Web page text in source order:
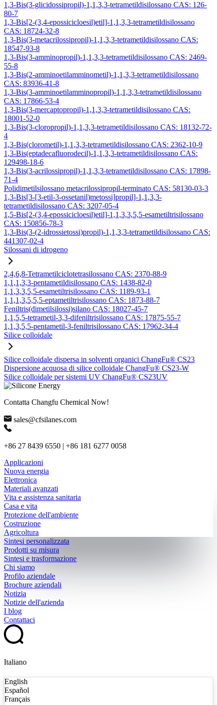
1,3-Bis(3-glicidossipropil)-1,1,3,3-tetrametildisilossano CAS: 126-
80-7
1,3-Bis[2-(3,4-epossicicloesil)etil]-1,1,3,3-tetrametildisilossano
CAS: 18724-32-8
1,3-Bis(3-metacrilossipropil)-1,1,3,3-tetrametildisilossano CAS:
18547-93-8
1,3-Bis(3-amminopropil)-1,1,3,3-tetrametildisilossano CAS: 2469-
55-8
1,3-Bis(2-amminoetilamminometil)-1,1,3,3-tetrametildisilossano
CAS: 83936-41-8
1,3-Bis(3-amminoetilamminopropil)-1,1,3,3-tetrametildisilossano
CAS: 17866-53-4
1,3-Bis(3-mercaptopropil)-1,1,3,3-tetrametildisilossano CAS:
18001-52-0
1,3-Bis(3-cloropropil)-1,1,3,3-tetrametildisilossano CAS: 18132-72-
4
1,3-Bis(clorometil)-1,1,3,3-tetrametildisilossano CAS: 2362-10-9
1,3-Bis(eptadecafluorodecil)-1,1,3,3-tetrametildisilossano CAS:
129498-18-6
1,3-Bis(3-acrilossipropil)-1,1,3,3-tetrametildisilossano CAS: 17898-
71-4
Polidimetilsilossano metacrilossipropil-terminato CAS: 58130-03-3
1,3-Bis[3-[3-etil-3-ossetanil)metossi]propil]-1,1,3,3-
tetrametildisilossano CAS: 3207-05-4
1,5-Bis[2-(3,4-epossicicloesil)etil]-1,1,3,3,5,5-esametiltrisilossano
CAS: 150856-78-3
1,3-Bis(3-(2-idrossietossi)propil)-1,1,3,3-tetrametildisilossano CAS:
441307-02-4
Silossani di idrogeno
2,4,6,8-Tetrametilciclotetrasilossano CAS: 2370-88-9
1,1,1,3,3-pentametildisilossano CAS: 1438-82-0
1,1,3,3,5,5-esametiltrisilossano CAS: 1189-93-1
1,1,1,3,5,5,5-eptametiltrisilossano CAS: 1873-88-7
Feniltris(dimetilsilossi)silano CAS: 18027-45-7
1,1,5,5-tetrametil-3,3-difeniltrisilossano CAS: 17875-55-7
1,1,3,5,5-pentametil-3-feniltrisilossano CAS: 17962-34-4
Silice colloidale
Silice colloidale dispersa in solventi organici ChangFu® CS23
Dispersione acquosa di silice colloidale ChangFu® CS23-W
Silice colloidale per sistemi UV ChangFu® CS23UV
Contatta Changfu Chemical Now!
sales@cfsilanes.com
+86 27 8439 6550 | +86 181 6277 0058
Applicazioni
Nuova energia
Elettronica
Materiali avanzati
Vita e assistenza sanitaria
Casa e vita
Protezione dell'ambiente
Costruzione
Agricoltura
Sintesi personalizzata
Prodotti su misura
Sintesi e trasformazione
Chi siamo
Profilo aziendale
Brochure aziendali
Notizia
Notizie dell'azienda
I blog
Contattaci
Italiano
English
Español
Français